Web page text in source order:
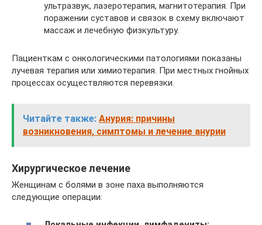
ультразвук, лазеротерапия, магнитотерапия. При
поражении суставов и связок в схему включают
массаж и лечебную физкультуру.
Пациенткам с онкологическими патологиями показаны
лучевая терапия или химиотерапия. При местных гнойных
процессах осуществляются перевязки.
Читайте также: Анурия: причины
возникновения, симптомы и лечение анурии
Хирургическое лечение
Женщинам с болями в зоне паха выполняются
следующие операции: